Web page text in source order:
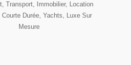
Transport, Immobilier, Location
Durée, Yachts, Luxe Sur
Mesure